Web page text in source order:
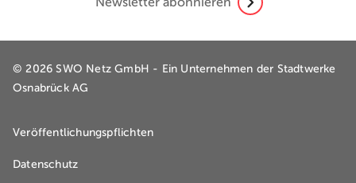
© 2026 SWO Netz GmbH - Ein Unternehmen der Stadtwerke
Osnabrück AG
Veröffentlichungspflichten
Datenschutz